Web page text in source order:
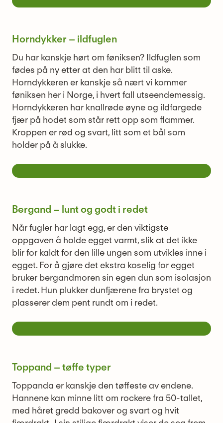
Horndykker – ildfuglen
Du har kanskje hørt om føniksen? Ildfuglen som
fødes på ny etter at den har blitt til aske.
Horndykkeren er kanskje så nært vi kommer
føniksen her i Norge, i hvert fall utseendemessig.
Horndykkeren har knallrøde øyne og ildfargede
fjær på hodet som står rett opp som flammer.
Kroppen er rød og svart, litt som et bål som
holder på å slukke.
Bergand – lunt og godt i redet
Når fugler har lagt egg, er den viktigste
oppgaven å holde egget varmt, slik at det ikke
blir for kaldt for den lille ungen som utvikles inne i
egget. For å gjøre det ekstra koselig for egget
bruker bergandmoren sin egen dun som isolasjon
i redet. Hun plukker dunfjærene fra brystet og
plasserer dem pent rundt om i redet.
Toppand – tøffe typer
Toppanda er kanskje den tøffeste av endene.
Hannene kan minne litt om rockere fra 50-tallet,
med håret gredd bakover og svart og hvit